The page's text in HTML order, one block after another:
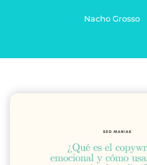
Nacho Grosso